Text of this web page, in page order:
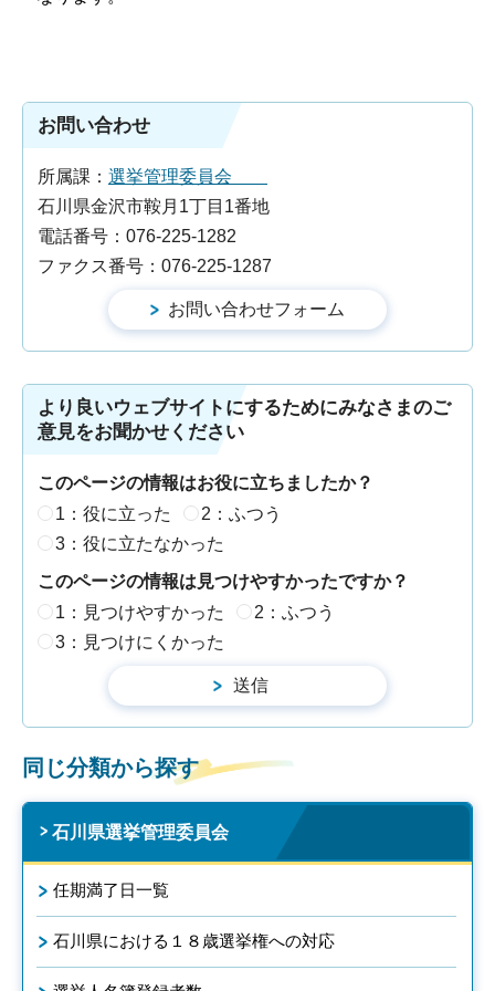
お問い合わせ
所属課： 選挙管理委員会
石川県金沢市鞍月1丁目1番地
電話番号：076-225-1282
ファクス番号：076-225-1287
より良いウェブサイトにするためにみなさまのご
意見をお聞かせください
このページの情報はお役に立ちましたか？
1：役に立った
2：ふつう
3：役に立たなかった
このページの情報は見つけやすかったですか？
1：見つけやすかった
2：ふつう
3：見つけにくかった
同じ分類から探す
石川県選挙管理委員会
任期満了日一覧
石川県における１８歳選挙権への対応